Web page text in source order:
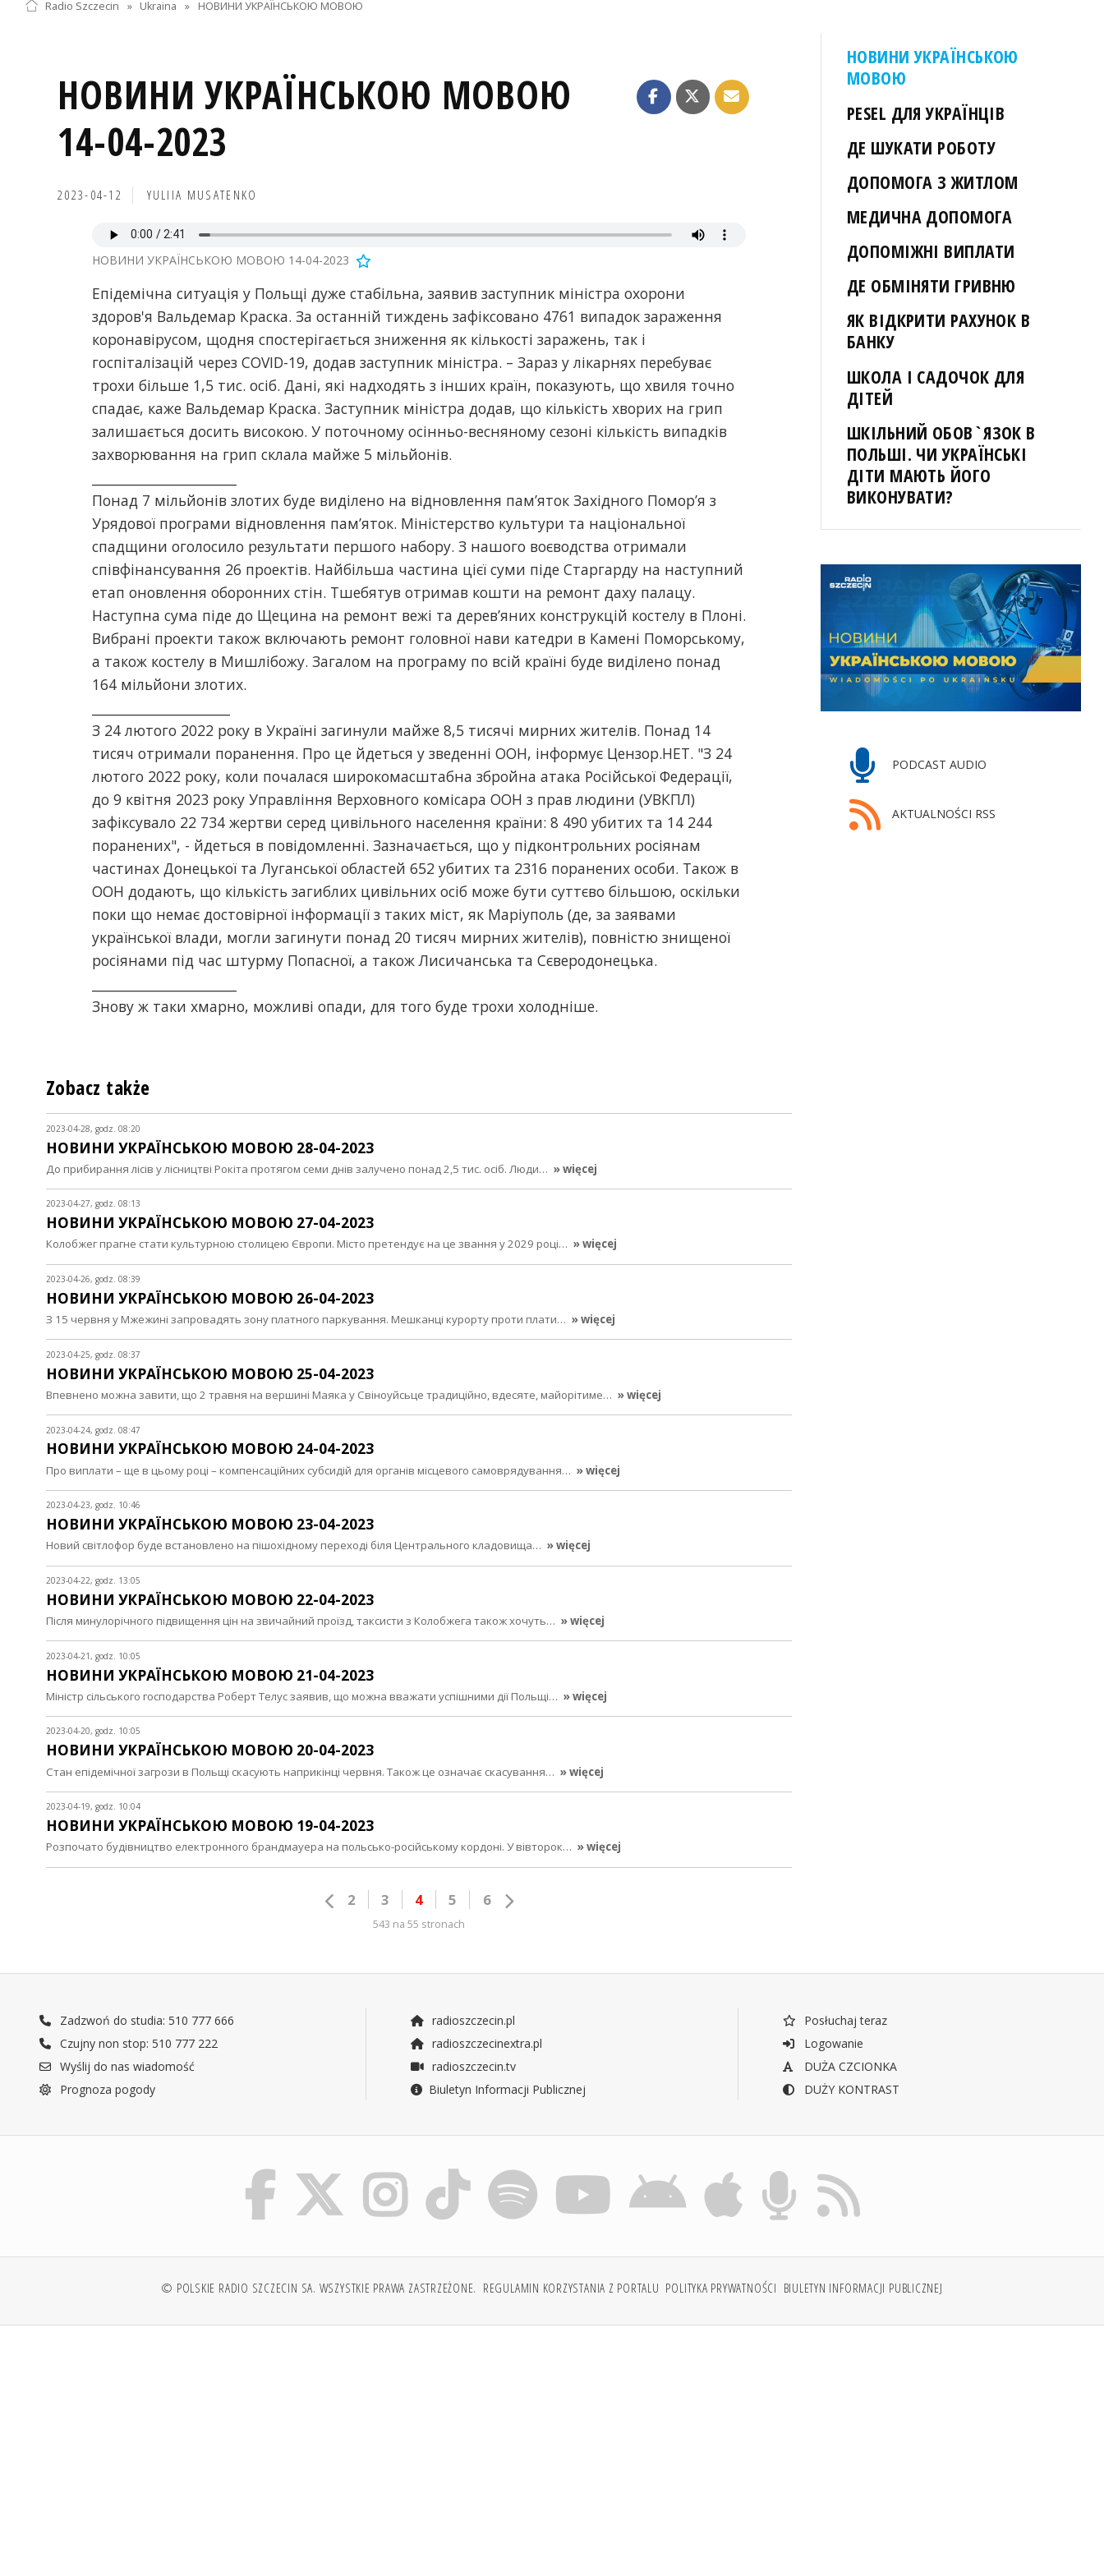
Radio Szczecin » Ukraina » НОВИНИ УКРАЇНСЬКОЮ МОВОЮ
НОВИНИ УКРАЇНСЬКОЮ МОВОЮ
14-04-2023
2023-04-12 YULIIA MUSATENKO
НОВИНИ УКРАЇНСЬКОЮ МОВОЮ 14-04-2023
Епідемічна ситуація у Польщі дуже стабільна, заявив заступник міністра охорони
здоров'я Вальдемар Краска. За останній тиждень зафіксовано 4761 випадок зараження
коронавірусом, щодня спостерігається зниження як кількості заражень, так і
госпіталізацій через COVID-19, додав заступник міністра. – Зараз у лікарнях перебуває
трохи більше 1,5 тис. осіб. Дані, які надходять з інших країн, показують, що хвиля точно
спадає, каже Вальдемар Краска. Заступник міністра додав, що кількість хворих на грип
залишається досить високою. У поточному осінньо-весняному сезоні кількість випадків
захворювання на грип склала майже 5 мільйонів.
Понад 7 мільйонів злотих буде виділено на відновлення пам’яток Західного Помор’я з
Урядової програми відновлення пам’яток. Міністерство культури та національної
спадщини оголосило результати першого набору. З нашого воєводства отримали
співфінансування 26 проектів. Найбільша частина цієї суми піде Старгарду на наступний
етап оновлення оборонних стін. Тшебятув отримав кошти на ремонт даху палацу.
Наступна сума піде до Щецина на ремонт вежі та дерев’яних конструкцій костелу в Плоні.
Вибрані проекти також включають ремонт головної нави катедри в Камені Поморському,
а також костелу в Мишлібожу. Загалом на програму по всій країні буде виділено понад
164 мільйони злотих.
З 24 лютого 2022 року в Україні загинули майже 8,5 тисячі мирних жителів. Понад 14
тисяч отримали поранення. Про це йдеться у зведенні ООН, інформує Цензор.НЕТ. "З 24
лютого 2022 року, коли почалася широкомасштабна збройна атака Російської Федерації,
до 9 квітня 2023 року Управління Верховного комісара ООН з прав людини (УВКПЛ)
зафіксувало 22 734 жертви серед цивільного населення країни: 8 490 убитих та 14 244
поранених", - йдеться в повідомленні. Зазначається, що у підконтрольних росіянам
частинах Донецької та Луганської областей 652 убитих та 2316 поранених особи. Також в
ООН додають, що кількість загиблих цивільних осіб може бути суттєво більшою, оскільки
поки що немає достовірної інформації з таких міст, як Маріуполь (де, за заявами
української влади, могли загинути понад 20 тисяч мирних жителів), повністю знищеної
росіянами під час штурму Попасної, а також Лисичанська та Сєверодонецька.
Знову ж таки хмарно, можливі опади, для того буде трохи холодніше.
НОВИНИ УКРАЇНСЬКОЮ
МОВОЮ
PESEL ДЛЯ УКРАЇНЦІВ
ДЕ ШУКАТИ РОБОТУ
ДОПОМОГА З ЖИТЛОМ
МЕДИЧНА ДОПОМОГА
ДОПОМІЖНІ ВИПЛАТИ
ДЕ ОБМІНЯТИ ГРИВНЮ
ЯК ВІДКРИТИ РАХУНОК В
БАНКУ
ШКОЛА І САДОЧОК ДЛЯ
ДІТЕЙ
ШКІЛЬНИЙ ОБОВ`ЯЗОК В
ПОЛЬШІ. ЧИ УКРАЇНСЬКІ
ДІТИ МАЮТЬ ЙОГО
ВИКОНУВАТИ?
PODCAST AUDIO
AKTUALNOŚCI RSS
Zobacz także
2023-04-28, godz. 08:20
НОВИНИ УКРАЇНСЬКОЮ МОВОЮ 28-04-2023
До прибирання лісів у лісництві Рокіта протягом семи днів залучено понад 2,5 тис. осіб. Люди… » więcej
2023-04-27, godz. 08:13
НОВИНИ УКРАЇНСЬКОЮ МОВОЮ 27-04-2023
Колобжег прагне стати культурною столицею Європи. Місто претендує на це звання у 2029 році… » więcej
2023-04-26, godz. 08:39
НОВИНИ УКРАЇНСЬКОЮ МОВОЮ 26-04-2023
З 15 червня у Мжежині запровадять зону платного паркування. Мешканці курорту проти плати… » więcej
2023-04-25, godz. 08:37
НОВИНИ УКРАЇНСЬКОЮ МОВОЮ 25-04-2023
Впевнено можна завити, що 2 травня на вершині Маяка у Свіноуйсьце традиційно, вдесяте, майорітиме… » więcej
2023-04-24, godz. 08:47
НОВИНИ УКРАЇНСЬКОЮ МОВОЮ 24-04-2023
Про виплати – ще в цьому році – компенсаційних субсидій для органів місцевого самоврядування… » więcej
2023-04-23, godz. 10:46
НОВИНИ УКРАЇНСЬКОЮ МОВОЮ 23-04-2023
Новий світлофор буде встановлено на пішохідному переході біля Центрального кладовища… » więcej
2023-04-22, godz. 13:05
НОВИНИ УКРАЇНСЬКОЮ МОВОЮ 22-04-2023
Після минулорічного підвищення цін на звичайний проїзд, таксисти з Колобжега також хочуть… » więcej
2023-04-21, godz. 10:05
НОВИНИ УКРАЇНСЬКОЮ МОВОЮ 21-04-2023
Міністр сільського господарства Роберт Телус заявив, що можна вважати успішними дії Польщі… » więcej
2023-04-20, godz. 10:05
НОВИНИ УКРАЇНСЬКОЮ МОВОЮ 20-04-2023
Стан епідемічної загрози в Польщі скасують наприкінці червня. Також це означає скасування… » więcej
2023-04-19, godz. 10:04
НОВИНИ УКРАЇНСЬКОЮ МОВОЮ 19-04-2023
Розпочато будівництво електронного брандмауера на польсько-російському кордоні. У вівторок… » więcej
2 3 4 5 6
543 na 55 stronach
Zadzwoń do studia: 510 777 666
Czujny non stop: 510 777 222
Wyślij do nas wiadomość
Prognoza pogody
radioszczecin.pl
radioszczecinextra.pl
radioszczecin.tv
Biuletyn Informacji Publicznej
Posłuchaj teraz
Logowanie
DUŻA CZCIONKA
DUŻY KONTRAST
© POLSKIE RADIO SZCZECIN SA. WSZYSTKIE PRAWA ZASTRZEŻONE. REGULAMIN KORZYSTANIA Z PORTALU POLITYKA PRYWATNOŚCI BIULETYN INFORMACJI PUBLICZNEJ